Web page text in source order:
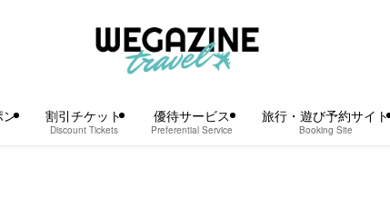
ン 割引チケット
Discount Tickets
優待サービス
Preferential Service
旅行・遊び予約サイト
Booking Site